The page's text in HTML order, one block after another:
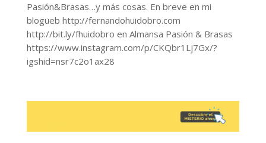
Pasión&Brasas…y más cosas. En breve en mi
blogüeb http://fernandohuidobro.com
http://bit.ly/fhuidobro en Almansa Pasión & Brasas
https://www.instagram.com/p/CKQbr1Lj7Gx/?
igshid=nsr7c2o1ax28